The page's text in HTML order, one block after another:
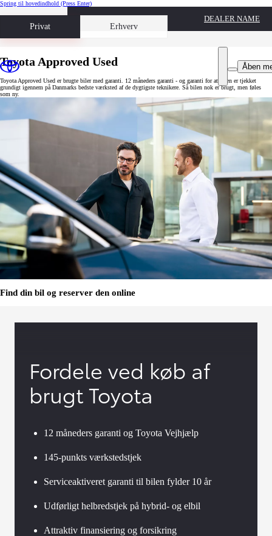
Spring til hovedindhold (Press Enter)
Privat Erhverv
Book prøvetur
DEALER NAME
Åben
Toyota Approved Used
Toyota Approved Used er brugte biler med garanti. 12 måneders garanti - og garanti for at bilen er tjekket
grundigt igennem på Danmarks bedste værksted af de dygtigste teknikere. Så bilen nok er brugt, men føles
som ny.
Find din bil og reserver den online
Fordele ved køb af
brugt Toyota
12 måneders garanti og Toyota Vejhjælp
145-punkts værkstedstjek
Serviceaktiveret garanti til bilen fylder 10 år
Udførligt helbredstjek på hybrid- og elbil
Attraktiv finansiering og forsikring